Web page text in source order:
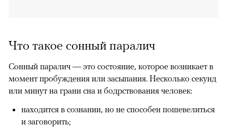
Что такое сонный паралич
Сонный паралич — это состояние, которое возникает в
момент пробуждения или засыпания. Несколько секунд
или минут на грани сна и бодрствования человек:
находится в сознании, но не способен пошевелиться
и заговорить;